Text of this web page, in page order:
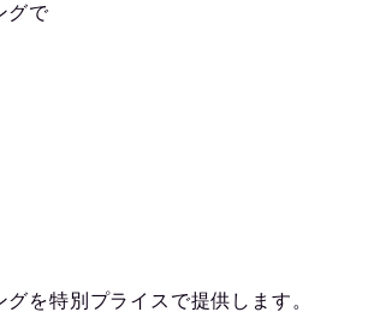
グで
グを特別プライスで提供します。